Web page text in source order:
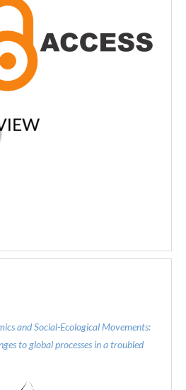
and Social-Ecological Movements:
to global processes in a troubled